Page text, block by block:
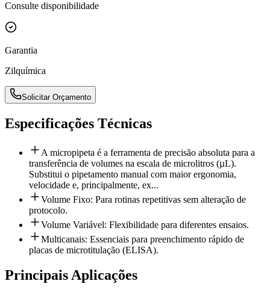
Consulte disponibilidade
Garantia
Zilquímica
Solicitar Orçamento
Especificações Técnicas
A micropipeta é a ferramenta de precisão absoluta para a
transferência de volumes na escala de microlitros (µL).
Substitui o pipetamento manual com maior ergonomia,
velocidade e, principalmente, ex...
Volume Fixo: Para rotinas repetitivas sem alteração de
protocolo.
Volume Variável: Flexibilidade para diferentes ensaios.
Multicanais: Essenciais para preenchimento rápido de
placas de microtitulação (ELISA).
Principais Aplicações